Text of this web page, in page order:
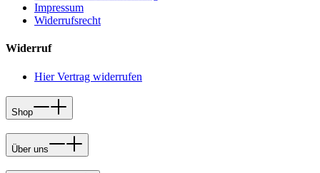
Impressum
Widerrufsrecht
Widerruf
Hier Vertrag widerrufen
Shop
Über uns